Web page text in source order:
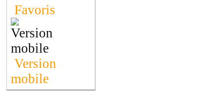
Favoris
Version
mobile